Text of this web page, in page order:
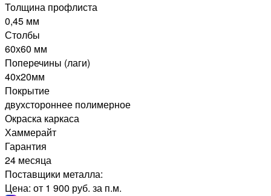
Толщина профлиста
0,45 мм
Столбы
60х60 мм
Поперечины (лаги)
40х20мм
Покрытие
двухстороннее полимерное
Окраска каркаса
Хаммерайт
Гарантия
24 месяца
Поставщики металла:
Цена: от 1 900 руб. за п.м.